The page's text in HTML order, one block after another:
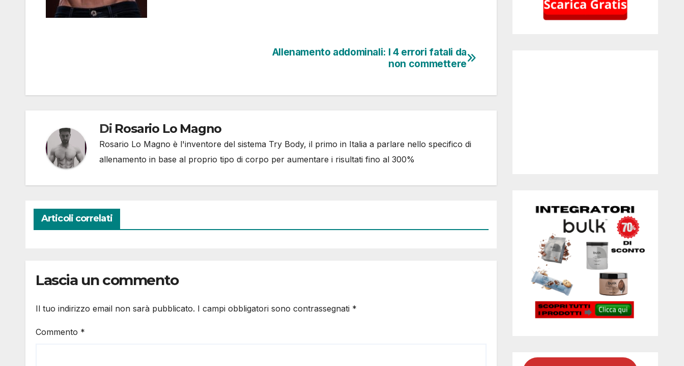
Allenamento addominali: I 4 errori fatali da
non commettere
Di Rosario Lo Magno
Rosario Lo Magno è l'inventore del sistema Try Body, il primo in Italia a parlare nello specifico di
allenamento in base al proprio tipo di corpo per aumentare i risultati fino al 300%
Articoli correlati
Lascia un commento
Il tuo indirizzo email non sarà pubblicato. I campi obbligatori sono contrassegnati *
Commento *